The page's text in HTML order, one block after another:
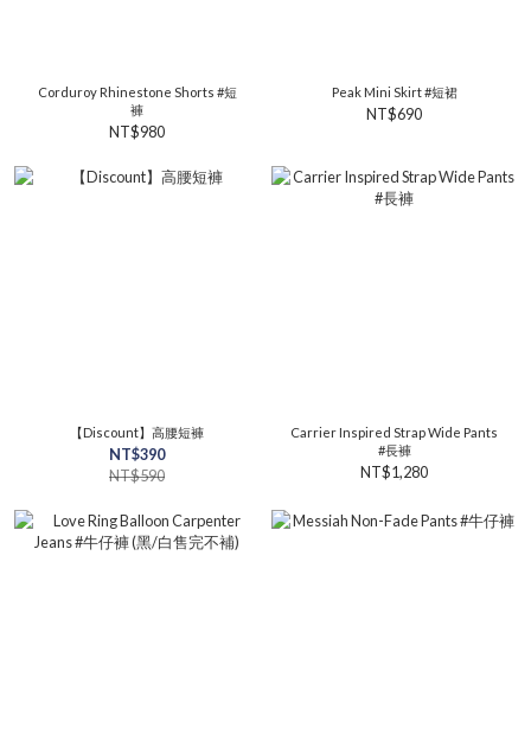
Corduroy Rhinestone Shorts #短
褲
NT$980
Peak Mini Skirt #短裙
NT$690
【Discount】高腰短褲
NT$390
NT$590
Carrier Inspired Strap Wide Pants
#長褲
NT$1,280